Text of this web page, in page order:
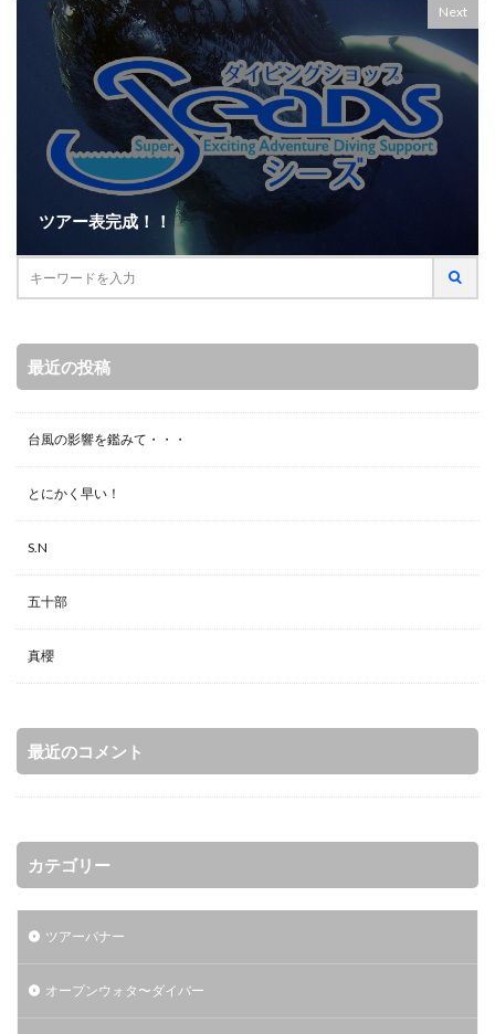
Next
ツアー表完成！！
最近の投稿
台風の影響を鑑みて・・・
とにかく早い！
S.N
五十部
真櫻
最近のコメント
カテゴリー
ツアーバナー
オープンウォタ〜ダイバー